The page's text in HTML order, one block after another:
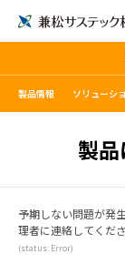
製品情報 ソリューシ
製
予期しない問題が発
理者に連絡してくださ
(status: Error)